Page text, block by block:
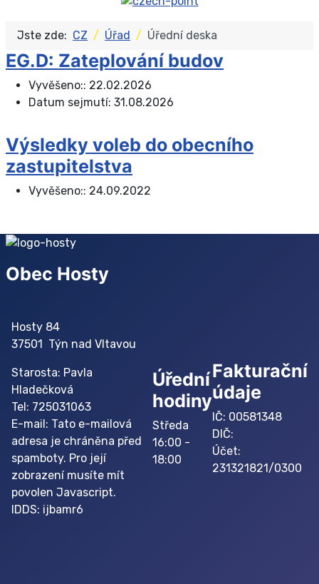
Jste zde: CZ Úřad Úřední deska
EG.D: Zateplování budov
Vyvěšeno:: 22.02.2026
Datum sejmutí: 31.08.2026
Výsledky voleb do obecního
zastupitelstva
Vyvěšeno:: 24.09.2022
Obec Hosty
Hosty 84
37501 Týn nad Vltavou
Starosta: Pavla
Hladečková
Tel: 725031063
E-mail: Tato e-mailová
adresa je chráněna před
spamboty. Pro její
zobrazení musíte mít
povolen Javascript.
IDDS: ijbamr6
Úřední
hodiny
Středa
16:00 -
18:00
Fakturační
údaje
IČ: 00581348
DIČ:
Účet:
231321821/0300